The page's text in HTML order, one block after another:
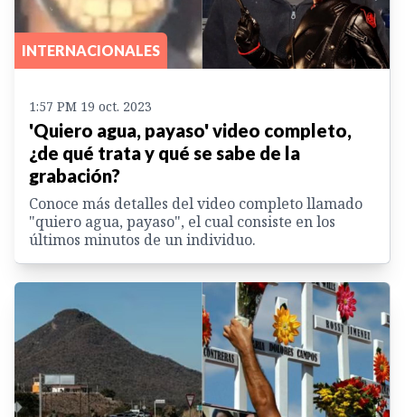
INTERNACIONALES
1:57 PM 19 oct. 2023
'Quiero agua, payaso' video completo,
¿de qué trata y qué se sabe de la
grabación?
Conoce más detalles del video completo llamado
"quiero agua, payaso", el cual consiste en los
últimos minutos de un individuo.